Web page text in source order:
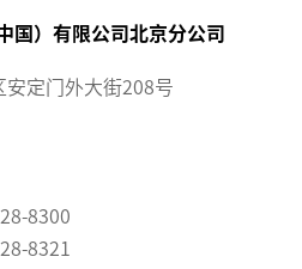
国）有限公司北京分公司
定门外大街208号
8300
8321